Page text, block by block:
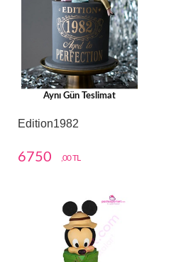
Aynı Gün Teslimat
Edition1982
6750 ,00 TL